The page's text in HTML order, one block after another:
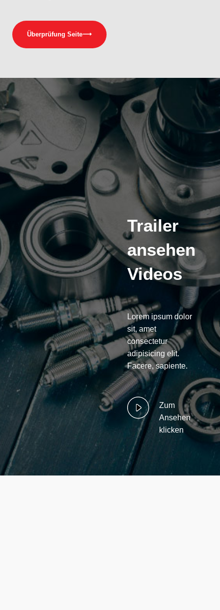
Überprüfung Seite⟶
Trailer
ansehen
Videos
Lorem ipsum dolor
sit, amet
consectetur
adipisicing elit.
Facere, sapiente.
Zum
Ansehen
klicken